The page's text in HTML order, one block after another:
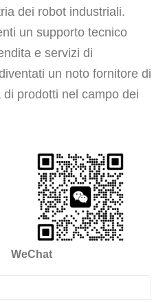
dei robot industriali.
un supporto tecnico
e servizi di
un noto fornitore di
prodotti nel campo dei
WeChat